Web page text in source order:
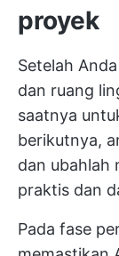
proyek
Setelah
dan ruang
saatnya
berikutnya,
dan ubahlah
praktis dan
Pada fase